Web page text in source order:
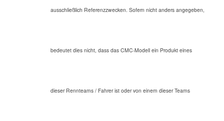
ausschließlich Referenzzwecken. Sofern nicht anders angegeben,
bedeutet dies nicht, dass das CMC-Modell ein Produkt eines
dieser Rennteams / Fahrer ist oder von einem dieser Teams